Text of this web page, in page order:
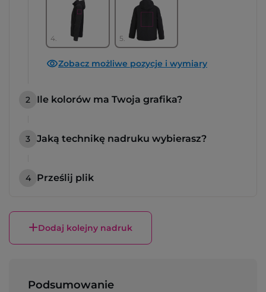
4. 5.
Zobacz możliwe pozycje i wymiary
2 Ile kolorów ma Twoja grafika?
3 Jaką technikę nadruku wybierasz?
4 Prześlij plik
Dodaj kolejny nadruk
Podsumowanie